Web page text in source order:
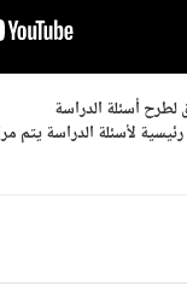
لطرح أسئلة الدراسة